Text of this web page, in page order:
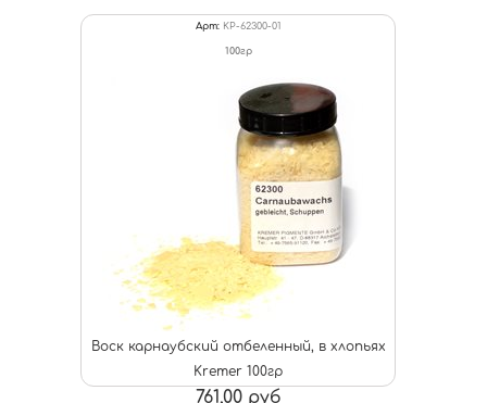
Арт: KP-62300-01
100гр
Воск карнаубский отбеленный, в хлопьях
Kremer 100гр
761,00 руб